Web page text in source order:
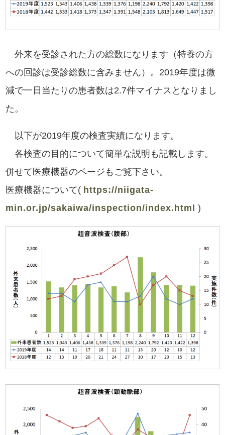
外来を受診された方の総数になります（特養の方
への回診は受診総数に含みません）。2019年度は微
減で一日当たりの患者数は2.7件マイナスとなりまし
た。
以下が2019年度の検査実績になります。
各検査の目的について簡単な説明も記載します。
併せて医療機器のページもご覧下さい。
医療機器について( https://niigata-
min.or.jp/sakaiwa/inspection/index.html )